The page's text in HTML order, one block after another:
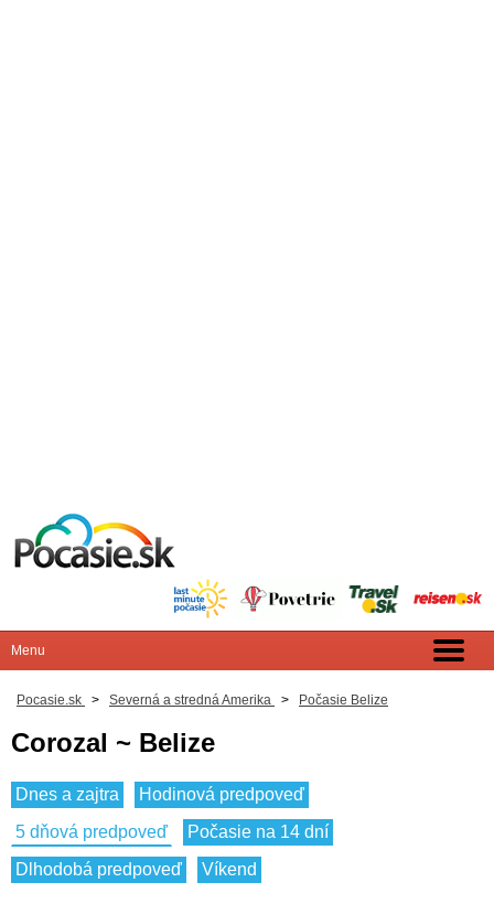
Pocasie.sk > Severná a stredná Amerika > Počasie Belize
Corozal ~ Belize
Dnes a zajtra
Hodinová predpoveď
5 dňová predpoveď
Počasie na 14 dní
Dlhodobá predpoveď
Víkend